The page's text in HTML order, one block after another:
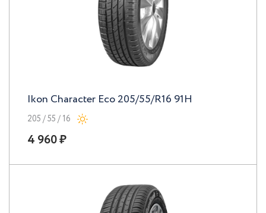
Ikon Character Eco 205/55/R16 91H
205 / 55 / 16
4 960 ₽